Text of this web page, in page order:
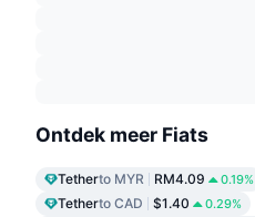
Ontdek meer Fiats
Tetherto MYR RM4.09 0.19%
Tetherto CAD $1.40 0.29%